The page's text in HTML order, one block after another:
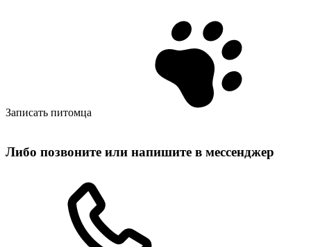
Записать питомца
Либо позвоните или напишите в мессенджер